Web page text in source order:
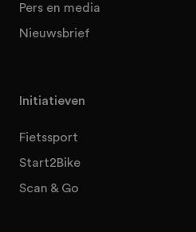
Pers en media
Nieuwsbrief
Initiatieven
Fietssport
Start2Bike
Scan & Go